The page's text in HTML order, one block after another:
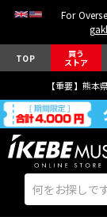
For
TOP 買う
ストア
【重要】熊